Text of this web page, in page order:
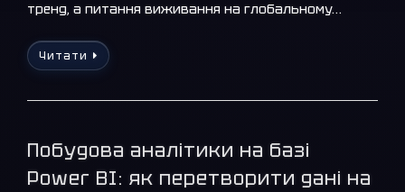
тренд, а питання виживання на глобальному…
Читати
Побудова аналітики на базі
Power BI: як перетворити дані на